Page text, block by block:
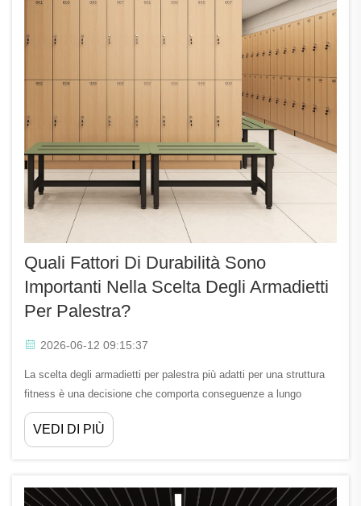
Quali Fattori Di Durabilità Sono
Importanti Nella Scelta Degli Armadietti
Per Palestra?
2026-06-12 09:15:37
La scelta degli armadietti per palestra più adatti per una struttura
fitness è una decisione che comporta conseguenze a lungo
termine maggiori di quanto la maggior parte degli operatori
inizialmente preveda. A differenza di mobili per ufficio o semplici
VEDI DI PIÙ